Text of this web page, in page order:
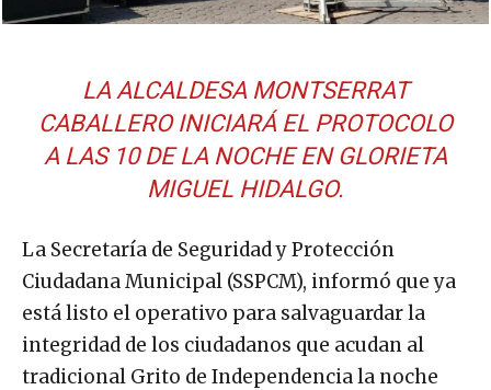
LA ALCALDESA MONTSERRAT
CABALLERO INICIARÁ EL PROTOCOLO
A LAS 10 DE LA NOCHE EN GLORIETA
MIGUEL HIDALGO.
La Secretaría de Seguridad y Protección
Ciudadana Municipal (SSPCM), informó que ya
está listo el operativo para salvaguardar la
integridad de los ciudadanos que acudan al
tradicional Grito de Independencia la noche